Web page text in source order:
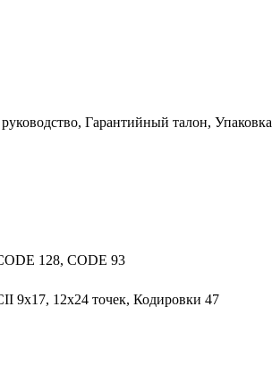
Гарантийный талон, Упаковка
128, CODE 93
9x17, 12x24 точек, Кодировки 47